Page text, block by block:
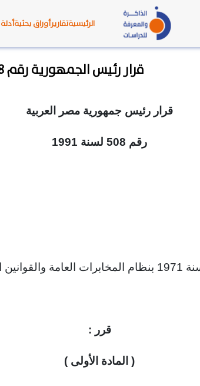
الرئيسيةتقاريرأوراق بحثية
قرار رئيس الجمهورية رقم 508 لسنة 1991 بتاريخ 09-01-1992
قرار رئيس جمهورية مصر العربية
رقم 508 لسنة 1991
قرر :
( المادة الأولى )